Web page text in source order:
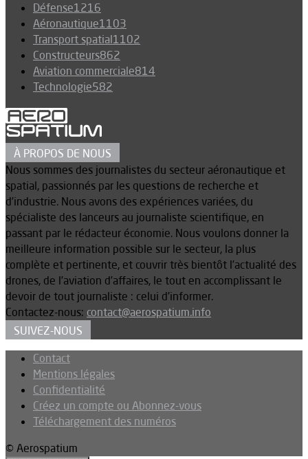
Défense1216
Aéronautique1103
Transport spatial1102
Constructeurs862
Aviation commerciale814
Technologie582
À PROPOS DE NOUS
Nous sommes des journalistes du secteur aéronautique et
spatial, passionnés par les questions de recherche et
d’industrie. Nous avons des expériences variées, du
spécialiste des lanceurs au journaliste scientifique, en
passant par le rédacteur économie. Nous voulons donner la
meilleure information possible sur le secteur, la plus
complète et pertinente, et couvrir très bientôt l’actualité des
drones, de l’aviation d’affaires, le tout en accomplissant le
devoir de tout journaliste : celui d’informer.
Contactez-nous: contact@aerospatium.info
SUIVEZ-NOUS
Contact
Mentions légales
Confidentialité
Créez un compte ou Abonnez-vous
Téléchargement des numéros
© Aerospatium